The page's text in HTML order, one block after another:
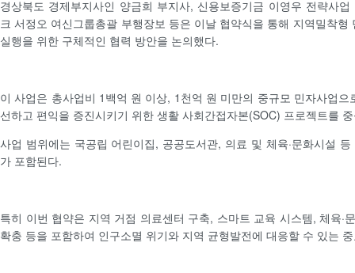
경상북도 경제부지사인 양금희 부지사, 신용보증기금 이영우 전략사
크 서정오 여신그룹총괄 부행장보 등은 이날 협약식을 통해 지역밀착형
실행을 위한 구체적인 협력 방안을 논의했다.
이 사업은 총사업비 1백억 원 이상, 1천억 원 미만의 중규모 민자사업
선하고 편익을 증진시키기 위한 생활 사회간접자본(SOC) 프로젝트를
사업 범위에는 국공립 어린이집, 공공도서관, 의료 및 체육·문화시설
가 포함된다.
특히 이번 협약은 지역 거점 의료센터 구축, 스마트 교육 시스템, 체육·
확충 등을 포함하여 인구소멸 위기와 지역 균형발전에 대응할 수 있는